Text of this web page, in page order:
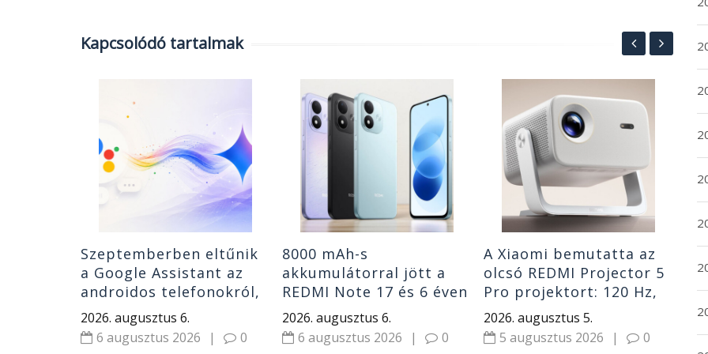
Kapcsolódó tartalmak
Szeptemberben eltűnik
a Google Assistant az
androidos telefonokról,
a Gemini veszi át a
helyét
2026. augusztus 6.
6 augusztus 2026
| 0
8000 mAh-s
akkumulátorral jött a
REDMI Note 17 és 6 éven
át kap frissítéseket
2026. augusztus 6.
6 augusztus 2026
| 0
A Xiaomi bemutatta az
olcsó REDMI Projector 5
Pro projektort: 120 Hz,
1000 CVIA lumen és
Dolby Audio
2026. augusztus 5.
5 augusztus 2026
| 0